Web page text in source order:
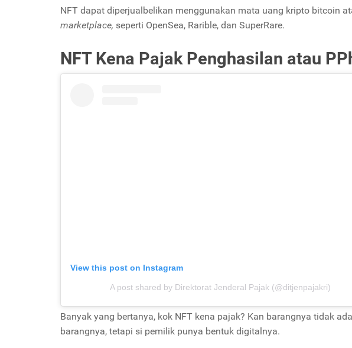
NFT dapat diperjualbelikan menggunakan mata uang kripto bitcoin
marketplace, seperti OpenSea, Rarible, dan SuperRare.
NFT Kena Pajak Penghasilan atau
View this post on Instagram
A post shared by Direktorat Jenderal Pajak (@ditjenpajakri)
Banyak yang bertanya, kok NFT kena pajak? Kan barangnya tidak
barangnya, tetapi si pemilik punya bentuk digitalnya.